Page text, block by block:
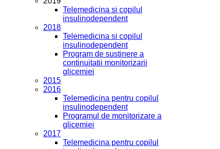
Telemedicina si copilul
insulinodependent
2018
Telemedicina si copilul
insulinodependent
Program de sustinere a
continuitatii monitorizarii
glicemiei
2015
2016
Telemedicina pentru copilul
insulinodependent
Programul de monitorizare a
glicemiei
2017
Telemedicina pentru copilul